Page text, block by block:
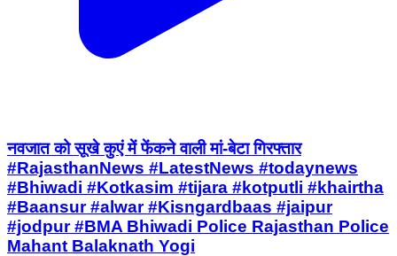
नवजात को सूखे कुएं में फेंकने वाली मां-बेटा गिरफ्तार
#RajasthanNews #LatestNews #todaynews
#Bhiwadi #Kotkasim #tijara #kotputli #khairtha
#Baansur #alwar #Kisngardbaas #jaipur
#jodpur #BMA Bhiwadi Police Rajasthan Police
Mahant Balaknath Yogi